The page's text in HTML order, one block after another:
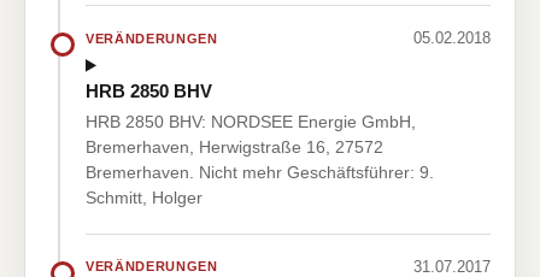
VERÄNDERUNGEN 05.02.2018
HRB 2850 BHV
HRB 2850 BHV: NORDSEE Energie GmbH,
Bremerhaven, Herwigstraße 16, 27572
Bremerhaven. Nicht mehr Geschäftsführer: 9.
Schmitt, Holger
VERÄNDERUNGEN 31.07.2017